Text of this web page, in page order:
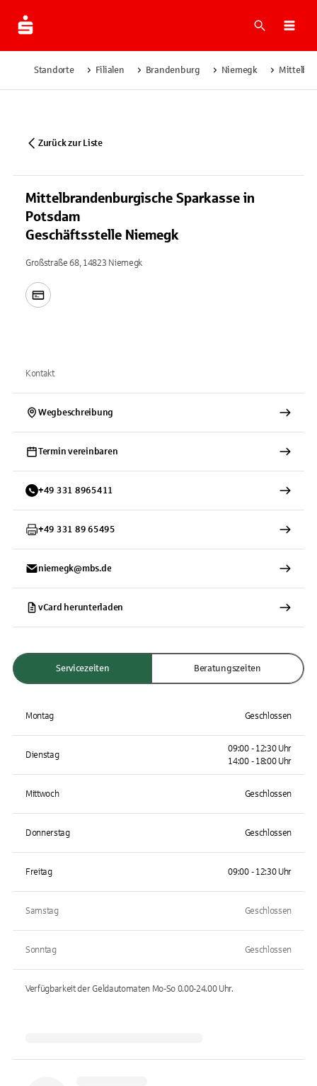
Suche
Standorte Filialen Brandenburg Niemegk
Zurück zur Liste
Mittelbrandenburgische Sparkasse in
Potsdam
Geschäftsstelle Niemegk
Großstraße 68, 14823 Niemegk
Kontakt
Wegbeschreibung
Termin vereinbaren
+49 331 8965411
+49 331 89 65495
niemegk@mbs.de
vCard herunterladen
Servicezeiten Beratungszeiten
Montag Geschlossen
Dienstag
09:00 - 12:30 Uhr
14:00 - 18:00 Uhr
Mittwoch Geschlossen
Donnerstag Geschlossen
Freitag 09:00 - 12:30 Uhr
Samstag Geschlossen
Sonntag Geschlossen
Verfügbarkeit der Geldautomaten Mo-So 0.00-24.00Uhr.